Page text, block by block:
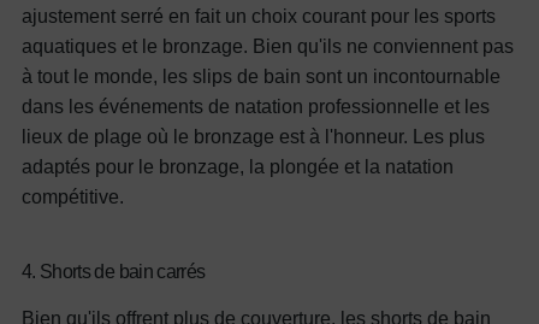
ajustement serré en fait un choix courant pour les sports
aquatiques et le bronzage. Bien qu'ils ne conviennent pas
à tout le monde, les slips de bain sont un incontournable
dans les événements de natation professionnelle et les
lieux de plage où le bronzage est à l'honneur.
Les plus
adaptés pour le bronzage, la plongée et la natation
compétitive.
4. Shorts de bain carrés
Bien qu'ils offrent plus de couverture, les shorts de bain